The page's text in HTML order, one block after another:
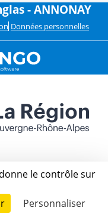
- ANNONAY
Données personnelles
le contrôle sur
Personnaliser